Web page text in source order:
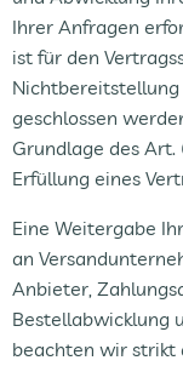
Ihrer Anfragen
ist für den
Nichtbereitstellung
geschlossen
Grundlage des Art.
Erfüllung eines
Eine Weitergabe
an
Anbieter,
Bestellabwicklung
beachten wir strikt